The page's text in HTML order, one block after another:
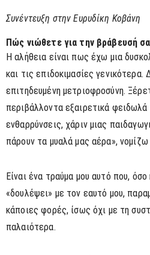
Συνέντευξη στην Ευρυδίκη Κοβάνη
Πώς νιώθετε για την βράβευσή
Η αλήθεια είναι πως έχω μια
και τις επιδοκιμασίες
επιτηδευμένη μετριοφροσύνη.
περιβάλλοντα εξαιρετικά φειδωλά
ενθαρρύνσεις, χάριν μιας
πάρουν τα μυαλά μας αέρα»,
Είναι ένα τραύμα μου αυτό που,
«δουλέψει» με τον εαυτό μου,
κάποιες φορές, ίσως όχι με τη
παλαιότερα.